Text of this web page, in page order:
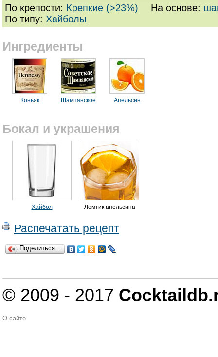
По крепости: Крепкие (>23%) На основе:
По типу: Хайболы
Ингредиенты
Коньяк Шампанское Апельсин
Бокал и украшения
Хайбол Ломтик апельсина
Распечатать рецепт
Поделиться…
© 2009 - 2017
О сайте